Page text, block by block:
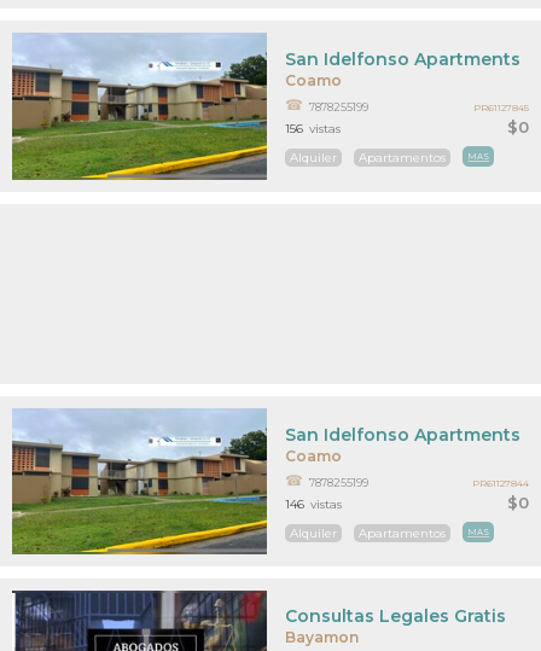
Coamo
$0
San Idelfonso Apartments
7878255199
Alquiler Apartamentos MAS
156 vistas
PR61127845
Coamo
$0
San Idelfonso Apartments
7878255199
Alquiler Apartamentos MAS
146 vistas
PR61127844
Bayamon
Consultas Legales Gratis